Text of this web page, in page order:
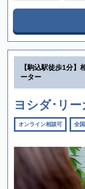
【駒込駅徒歩1分
ーター
ヨシダ･リ
オンライン相談可 全